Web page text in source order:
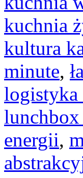
kuchnia
kultura
minute,
logistyka
energii,